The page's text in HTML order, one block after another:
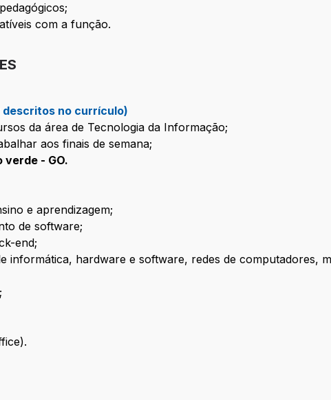
com a função.
no currículo)
da área de Tecnologia da Informação;
aos finais de semana;
verde - GO.
e aprendizagem;
de software;
end;
informática, hardware e software, redes de computadores,